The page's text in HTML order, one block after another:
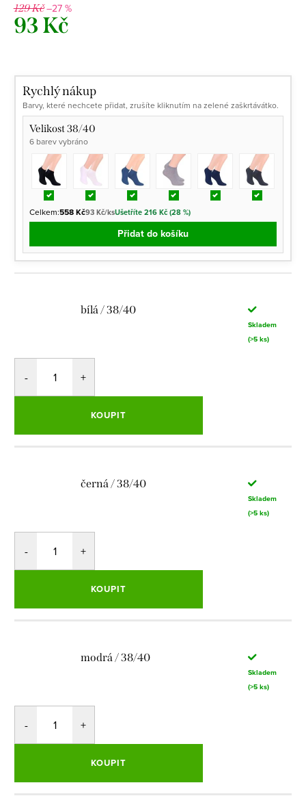
129 Kč–27 %
93 Kč
Rychlý nákup
Barvy, které nechcete přidat, zrušíte kliknutím na zelené zaškrtávátko.
Velikost 38/40
6 barev vybráno
Celkem:558 Kč93 Kč/ksUšetříte 216 Kč (28 %)
Přidat do košíku
bílá / 38/40
Skladem
(>5 ks)
KOUPIT
černá / 38/40
Skladem
(>5 ks)
KOUPIT
modrá / 38/40
Skladem
(>5 ks)
KOUPIT